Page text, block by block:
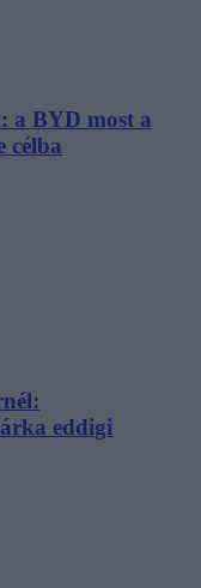
a BYD most a
célba
eddigi